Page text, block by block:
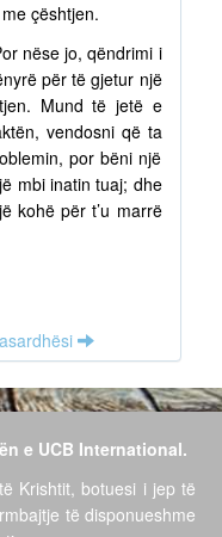
çështjen.
nëse jo, qëndrimi i
për të gjetur një
Mund të jetë e
vendosni që ta
por bëni një
mbi inatin tuaj; dhe
kohë për t’u marrë
e UCB International.
Krishtit, botuesi i jep të
të disponueshme